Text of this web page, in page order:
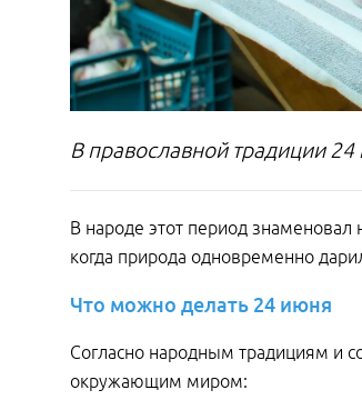
В православной традиции
В народе этот период знаменовал
когда природа одновременно
Что можно делать 24 июня
Согласно народным традициям и
окружающим миром: